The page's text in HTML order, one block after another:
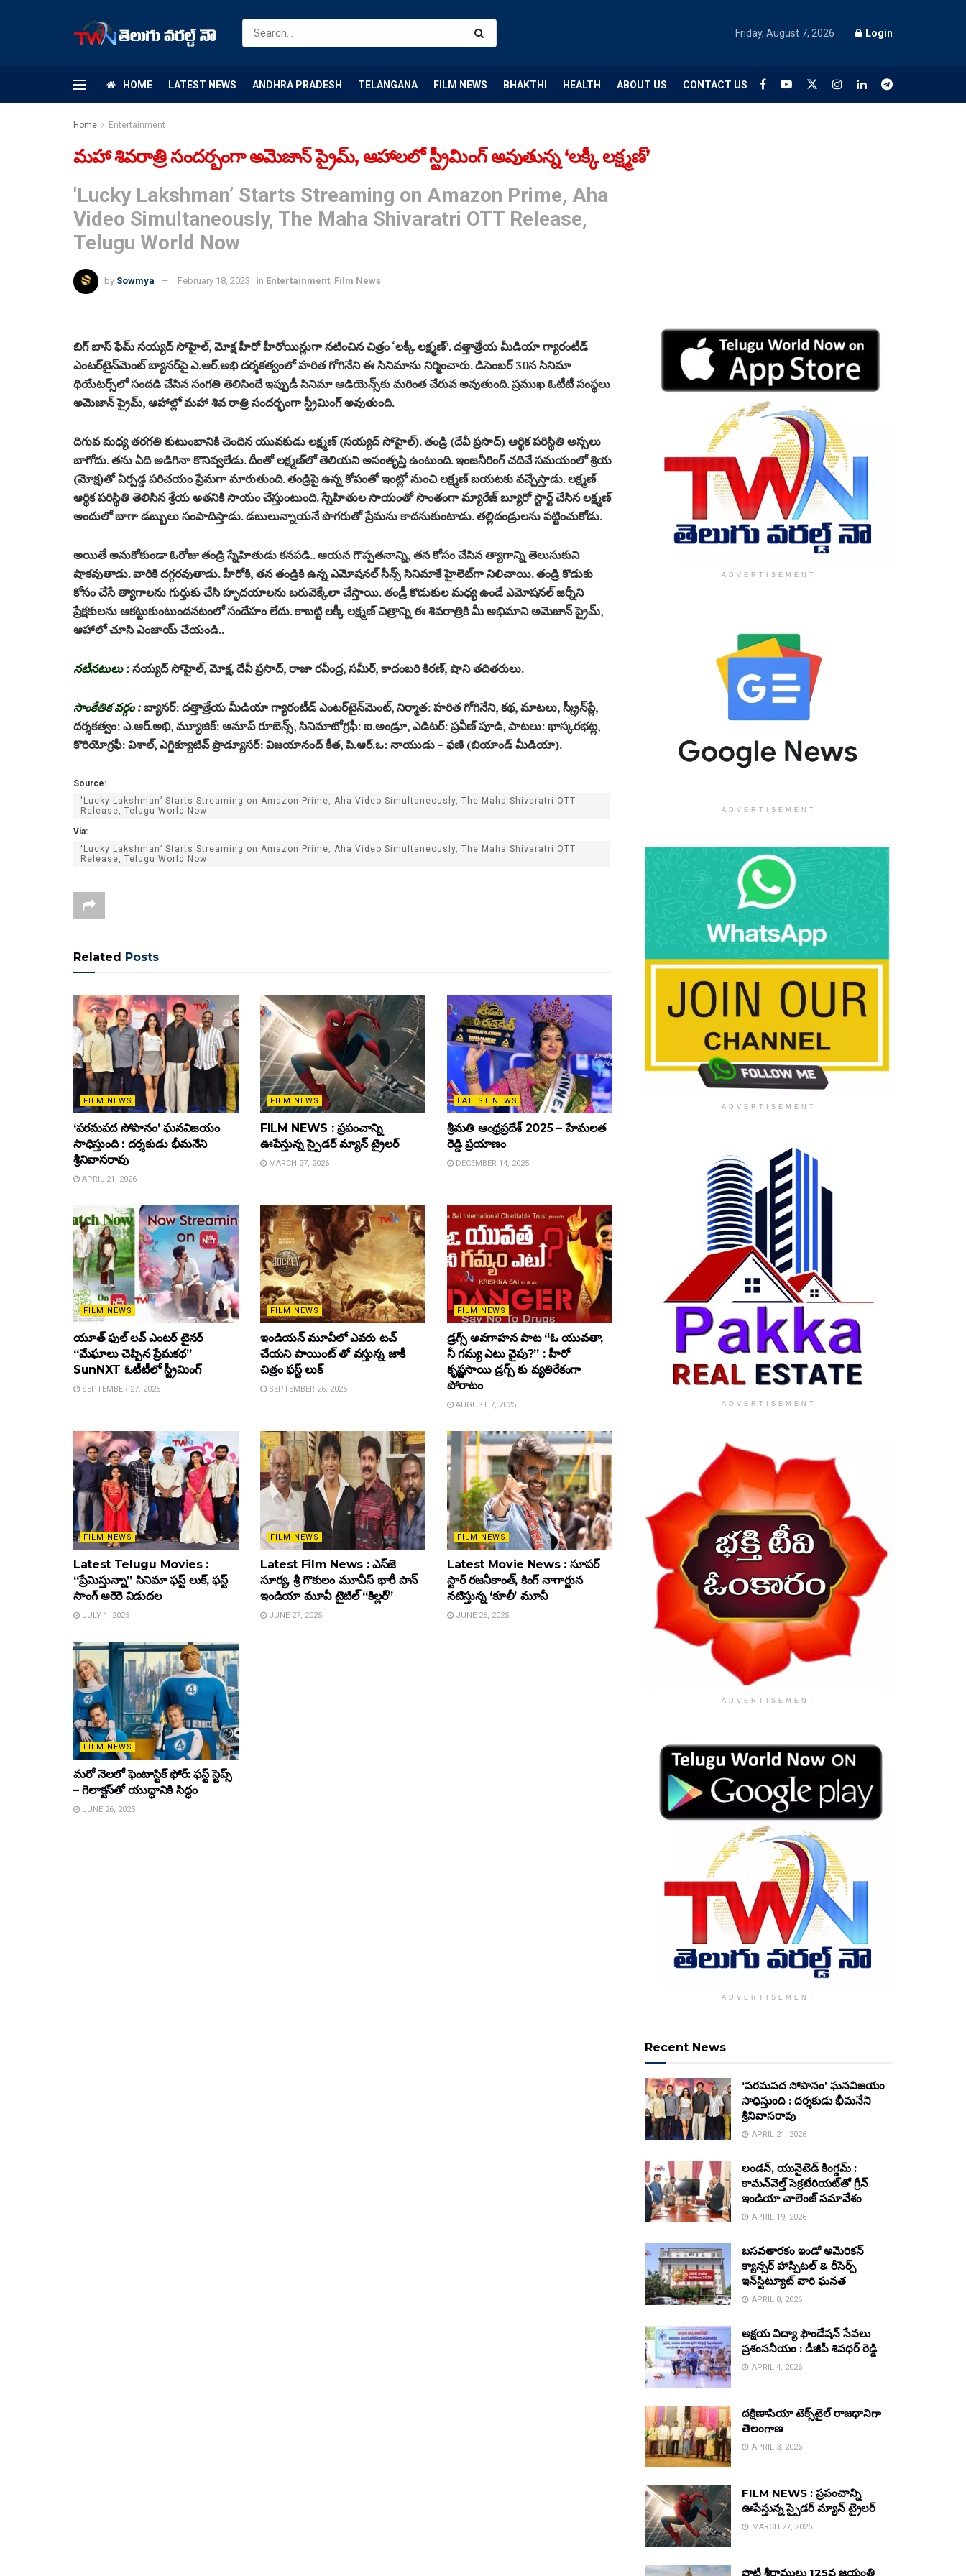
Friday, August 7, 2026 Login
HOME LATEST NEWS ANDHRA PRADESH TELANGANA FILM NEWS BHAKTHI HEALTH ABOUT US CONTACT US
Home Entertainment
మ‌హా శివ‌రాత్రి సంద‌ర్బంగా అమెజాన్ ప్రైమ్‌, ఆహాల‌లో స్ట్రీమింగ్ అవుతున్న‌ ‘లక్కీ లక్ష్మణ్’
'Lucky Lakshman’ Starts Streaming on Amazon Prime, Aha
Video Simultaneously, The Maha Shivaratri OTT Release,
Telugu World Now
by Sowmya February 18, 2023 in Entertainment, Film News
బిగ్ బాస్ ఫేమ్ స‌య్య‌ద్ సోహైల్‌, మోక్ష హీరో హీరోయిన్లుగా న‌టించిన చిత్రం ‘లక్కీ లక్ష్మ‌ణ్’. ద‌త్తాత్రేయ మీడియా గ్యారంటీడ్
ఎంట‌ర్‌టైన్‌మెంట్‌ బ్యాన‌ర్‌పై ఎ.ఆర్‌.అభి దర్శ‌క‌త్వంలో హ‌రిత గోగినేని ఈ సినిమాను నిర్మించారు. డిసెంబర్ 30న సినిమా
థియేటర్స్‌లో సంద‌డి చేసిన సంగ‌తి తెలిసిందే ఇప్పుడీ సినిమా ఆడియెన్స్‌కు మ‌రింత చేరువ అవుతుంది. ప్రముఖ ఓటీటీ సంస్థ‌లు
అమెజాన్ ప్రైమ్‌, ఆహాల్లో మ‌హా శివ రాత్రి సంద‌ర్భంగా స్ట్రీమింగ్ అవుతుంది.
దిగువ మ‌ధ్య త‌ర‌గ‌తి కుటుంబానికి చెందిన యువ‌కుడు ల‌క్ష్మ‌ణ్ (స‌య్య‌ద్ సోహైల్‌). తండ్రి (దేవీ ప్ర‌సాద్‌) ఆర్థిక ప‌రిస్థితి అస్స‌లు
బాగోదు. త‌ను ఏది అడిగినా కొనివ్వ‌లేడు. దీంతో ల‌క్ష్మ‌ణ్‌లో తెలియ‌ని అసంతృప్తి ఉంటుంది. ఇంజ‌నీరింగ్ చ‌దివే స‌మ‌యంలో శ్రియ
(మోక్ష‌)తో ఏర్ప‌డ్డ ప‌రిచ‌యం ప్రేమ‌గా మారుతుంది. తండ్రిపై ఉన్న కోపంతో ఇంట్లో నుంచి ల‌క్ష్మ‌ణ్ బ‌య‌ట‌కు వ‌చ్చేస్తాడు. ల‌క్ష్మ‌ణ్
ఆర్థిక ప‌రిస్థితి తెలిసిన శ్రేయ అత‌నికి సాయం చేస్తుంటుంది. స్నేహితుల సాయంతో సొంతంగా మ్యారేజ్ బ్యూరో స్టార్ట్ చేసిన ల‌క్ష్మ‌ణ్
అందులో బాగా డ‌బ్బులు సంపాదిస్తాడు. డబులున్నాయ‌నే పొగ‌రుతో ప్రేమ‌ను కాద‌నుకుంటాడు. తల్లిదండ్రుల‌ను ప‌ట్టించుకోడు.
అయితే అనుకోకుండా ఓరోజు తండ్రి స్నేహితుడు క‌న‌ప‌డి.. ఆయ‌న గొప్ప‌త‌నాన్ని, త‌న కోసం చేసిన త్యాగాన్ని తెలుసుకుని
షాక‌వుతాడు. వారికి ద‌గ్గ‌ర‌వుతాడు. హీరోకి, త‌న తండ్రికి ఉన్న ఎమోష‌న‌ల్ సీన్స్ సినిమాకే హైలెట్‌గా నిలిచాయి. తండ్రి కొడుకు
కోసం చేసే త్యాగాల‌ను గుర్తుకు చేసి హృద‌యాల‌ను బ‌రువెక్కేలా చేస్తాయి. తండ్రీ కొడుకుల మ‌ధ్య ఉండే ఎమోష‌న‌ల్ జ‌ర్నీని
ప్రేక్ష‌కుల‌ను ఆక‌ట్టుకుంటుంద‌న‌టంలో సందేహం లేదు. కాబ‌ట్టి ల‌క్కీ ల‌క్ష్మ‌ణ్ చిత్రాన్ని ఈ శివ‌రాత్రికి మీ అభిమాని అమెజాన్ ప్రైమ్‌,
ఆహాలో చూసి ఎంజాయ్ చేయండి..
న‌టీన‌టులు :స‌య్య‌ద్ సోహైల్‌, మోక్ష‌, దేవీ ప్ర‌సాద్‌, రాజా ర‌వీంద్ర‌, స‌మీర్‌, కాదంబ‌రి కిర‌ణ్‌, షాని త‌దిత‌రులు.
సాంకేతిక వ‌ర్గం :బ్యాన‌ర్‌: ద‌త్తాత్రేయ మీడియా గ్యారంటీడ్ ఎంట‌ర్‌టైన్‌మెంట్‌, నిర్మాత‌: హ‌రిత గోగినేని, క‌థ‌, మాట‌లు, స్క్రీన్‌ప్లే,
ద‌ర్శ‌క‌త్వం: ఎ.ఆర్‌.అభి, మ్యూజిక్‌: అనూప్ రూబెన్స్‌, సినిమాటోగ్ర‌ఫీ: ఐ.అండ్రూ, ఎడిట‌ర్‌: ప్ర‌వీణ్ పూడి, పాట‌లు: భాస్క‌ర‌భ‌ట్ల‌,
కొరియోగ్ర‌ఫీ: విశాల్‌, ఎగ్జిక్యూటివ్ ప్రొడ్యూస‌ర్‌: విజ‌యానంద్ కీత‌, పి.ఆర్‌.ఒ: నాయుడు – ఫ‌ణి (బియాండ్ మీడియా).
Source:
'Lucky Lakshman’ Starts Streaming on Amazon Prime, Aha Video Simultaneously, The Maha Shivaratri OTT
Release, Telugu World Now
Via:
'Lucky Lakshman’ Starts Streaming on Amazon Prime, Aha Video Simultaneously, The Maha Shivaratri OTT
Release, Telugu World Now
Related Posts
FILM NEWS
‘పరమపద సోపానం’ ఘనవిజయం
సాధిస్తుంది : దర్శకుడు భీమనేని
శ్రీనివాసరావు
APRIL 21, 2026
FILM NEWS
FILM NEWS : ప్రపంచాన్ని
ఊపేస్తున్న స్పైడర్ మ్యాన్ ట్రైలర్
MARCH 27, 2026
LATEST NEWS
శ్రీమతి ఆంధ్రప్రదేశ్ 2025 – హేమలత
రెడ్డి ప్రయాణం
DECEMBER 14, 2025
FILM NEWS
యూత్ ఫుల్ లవ్ ఎంటర్ టైనర్
“మేఘాలు చెప్పిన ప్రేమకథ”
SunNXT ఓటీటీలో స్ట్రీమింగ్
SEPTEMBER 27, 2025
FILM NEWS
ఇండియన్ మూవీలో ఎవరు టచ్
చేయని పాయింట్ తో వస్తున్న జాకీ
చిత్రం ఫస్ట్ లుక్
SEPTEMBER 26, 2025
FILM NEWS
డ్రగ్స్ అవగాహన పాట “ఓ యువతా,
నీ గమ్య ఎటు వైపు?” : హీరో
కృష్ణసాయి డ్రగ్స్ కు వ్యతిరేకంగా
పోరాటం
AUGUST 7, 2025
FILM NEWS
Latest Telugu Movies :
“ప్రేమిస్తున్నా” సినిమా ఫస్ట్ లుక్, ఫస్ట్
సాంగ్ అరెరె విడుదల
JULY 1, 2025
FILM NEWS
Latest Film News : ఎస్‌జె
సూర్య, శ్రీ గొకులం మూవీస్‌ భారీ పాన్‌
ఇండియా మూవీ టైటిల్ “కిల్లర్”
JUNE 27, 2025
FILM NEWS
Latest Movie News : సూపర్
స్టార్ రజనీకాంత్, కింగ్ నాగార్జున
నటిస్తున్న ‘కూలీ’ మూవీ
JUNE 26, 2025
FILM NEWS
మరో నెలలో ఫెంటాస్టిక్ ఫోర్: ఫస్ట్ స్టెప్స్
– గెలాక్టస్‌తో యుద్ధానికి సిద్ధం
JUNE 26, 2025
ADVERTISEMENT
ADVERTISEMENT
ADVERTISEMENT
ADVERTISEMENT
ADVERTISEMENT
ADVERTISEMENT
Recent News
‘పరమపద సోపానం’ ఘనవిజయం
సాధిస్తుంది : దర్శకుడు భీమనేని
శ్రీనివాసరావు
APRIL 21, 2026
లండన్, యునైటెడ్ కింగ్డమ్ :
కామన్‌వెల్త్ సెక్రటేరియట్‌తో గ్రీన్
ఇండియా చాలెంజ్ సమావేశం
APRIL 19, 2026
బసవతారకం ఇండో అమెరికన్
క్యాన్సర్ హాస్పిటల్ & రీసెర్చ్
ఇన్‌స్టిట్యూట్ వారి ఘనత
APRIL 8, 2026
అక్షయ విద్యా ఫౌండేషన్ సేవలు
ప్రశంసనీయం : డీజీపీ శివధర్ రెడ్డి
APRIL 4, 2026
దక్షిణాసియా టెక్స్‌టైల్ రాజధానిగా
తెలంగాణ
APRIL 3, 2026
FILM NEWS : ప్రపంచాన్ని
ఊపేస్తున్న స్పైడర్ మ్యాన్ ట్రైలర్
MARCH 27, 2026
పొట్టి శ్రీరాములు 125వ జయంతి